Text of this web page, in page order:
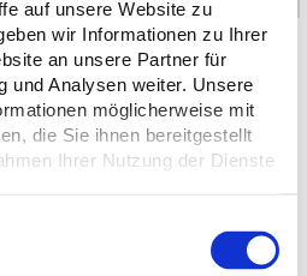
auf unsere Website zu
wir Informationen zu Ihrer
an unsere Partner für
und Analysen weiter. Unsere
möglicherweise mit
die Sie ihnen bereitgestellt
Ihrer Nutzung der Dienste